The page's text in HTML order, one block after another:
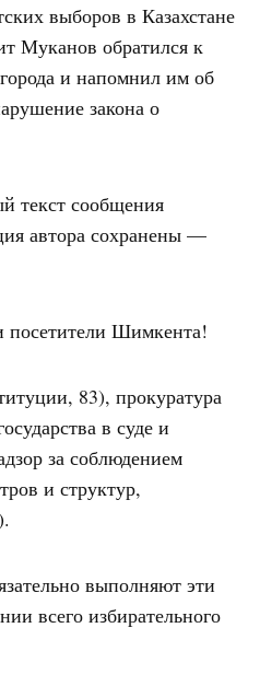
выборов в Казахстане
Муканов обратился к
и напомнил им об
закона о
текст сообщения
автора сохранены —
посетители Шимкента!
83), прокуратура
в суде и
за соблюдением
и структур,
выполняют эти
всего избирательного